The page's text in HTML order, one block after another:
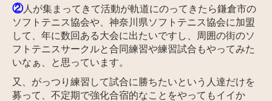
②人が集まってきて活動が軌道にのってきたら鎌倉市の
ソフトテニス協会や、 神奈川県ソフトテニス協会に加盟
して、年に数回ある大会に出たいですし、周囲の街のソ
フトテニスサークルと合同練習や練習試合もやってみた
いなぁ、と思っています。
又、がっつり練習して試合に勝ちたいという人達だけを
募って、不定期で強化合宿的なことをやってもイイか